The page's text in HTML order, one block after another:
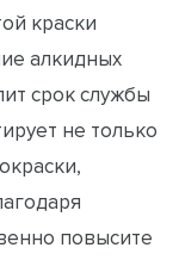
краски
алкидных
срок службы
не только
повысите